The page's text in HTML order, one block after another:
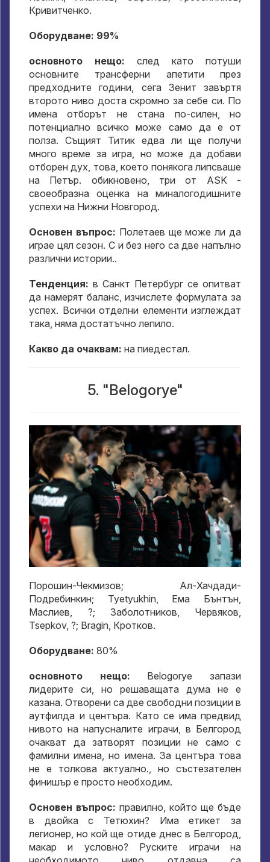
Кривитченко.
Оборудване: 99%
основното нещо: след като потуши
основните трансферни апетити през
предходните години, сега Зенит завъртя
второто ниво доста скромно за себе си. По
имена отборът не стана по-силен, но
потенциално всичко може само да е от
полза. Същият Титик едва ли ще получи
много време за игра, но може да добави
отборен дух, това, което понякога липсваше
на Петър. обикновено, три от ASK -
своеобразна оценка на миналогодишните
успехи на Нижни Новгород.
Основен въпрос: Полетаев ще може ли да
играе цял сезон. С и без него са две напълно
различни истории..
Тенденция: в Санкт Петербург се опитват
да намерят баланс, изчислете формулата за
успех. Всички отделни елементи изглеждат
така, няма достатъчно лепило.
Какво да очаквам: на пиедестал.
5. "Belogorye"
Порошин-Чекмизов; Ал-Хачдади-
Подребинкин; Tyetyukhin, Ема Бънтън,
Маслиев, ?; Заболотников, Червяков,
Tsepkov, ?; Bragin, Кротков.
Оборудване: 80%
основното нещо: Belogorye запази
лидерите си, но решаващата дума не е
казана. Отворени са две свободни позиции в
аутфилда и центъра. Като се има предвид
нивото на напусналите играчи, в Белгород
очакват да затворят позиции не само с
фамилни имена, но имена. За центъра това
не е толкова актуално., но състезателен
финишър е просто необходим.
Основен въпрос: правилно, който ще бъде
в двойка с Тетюхин? Има етикет за
легионер, но кой ще отиде днес в Белгород,
макар и условно? Руските играчи на